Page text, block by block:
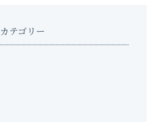
カテゴリー